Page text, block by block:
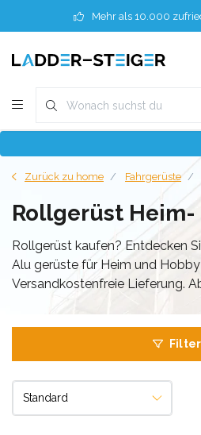
Mehr als 10.000
Zurück zu home Fahrgerüste
Rollgerüst
Rollgerüst kaufen? Entdecken
Alu gerüste für Heim und
Versandkostenfreie Lieferung.
Filter